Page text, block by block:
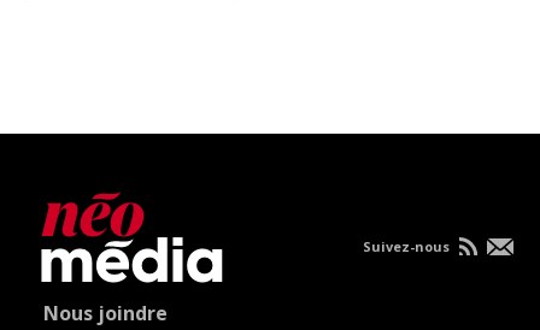
Nous joindre
Suivez-nous